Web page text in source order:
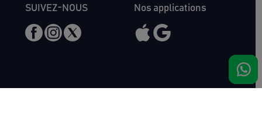
SUIVEZ-NOUS Nos applications